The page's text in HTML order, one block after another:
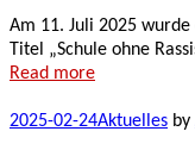
Am 11. Juli 2025
Titel „Schule ohne
Read more
2025-02-24Aktuelles by